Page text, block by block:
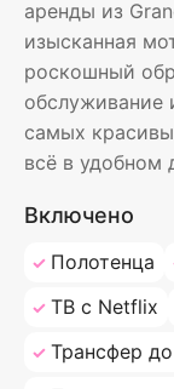
аренды из
изысканная
роскошный
обслуживание
самых
всё в удобном
Включено
Полотенца
ТВ с Netflix
Трансфер